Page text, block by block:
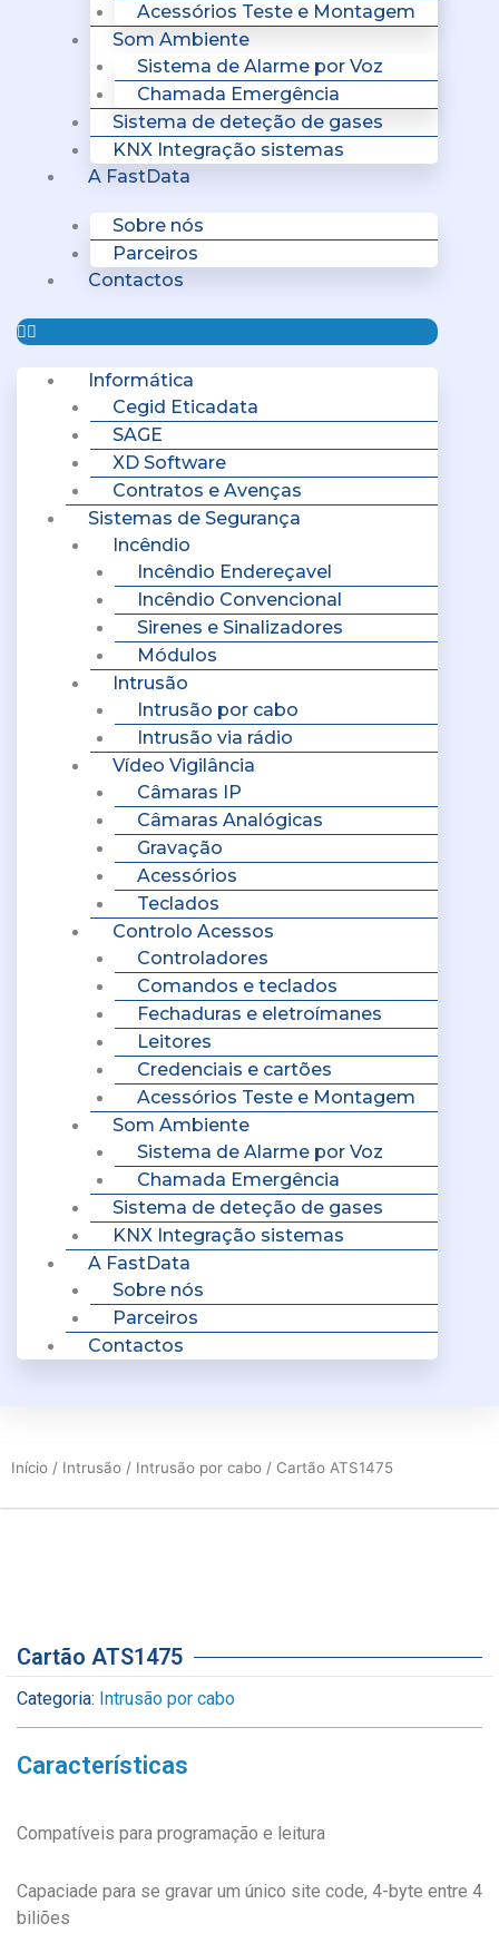
Acessórios Teste e Montagem
Som Ambiente
Sistema de Alarme por Voz
Chamada Emergência
Sistema de deteção de gases
KNX Integração sistemas
A FastData
Sobre nós
Parceiros
Contactos
Informática
Cegid Eticadata
SAGE
XD Software
Contratos e Avenças
Sistemas de Segurança
Incêndio
Incêndio Endereçavel
Incêndio Convencional
Sirenes e Sinalizadores
Módulos
Intrusão
Intrusão por cabo
Intrusão via rádio
Vídeo Vigilância
Câmaras IP
Câmaras Analógicas
Gravação
Acessórios
Teclados
Controlo Acessos
Controladores
Comandos e teclados
Fechaduras e eletroímanes
Leitores
Credenciais e cartões
Acessórios Teste e Montagem
Som Ambiente
Sistema de Alarme por Voz
Chamada Emergência
Sistema de deteção de gases
KNX Integração sistemas
A FastData
Sobre nós
Parceiros
Contactos
Início / Intrusão / Intrusão por cabo / Cartão ATS1475
Cartão ATS1475
Categoria: Intrusão por cabo
Características
Compatíveis para programação e leitura
Capaciade para se gravar um único site code, 4-byte entre 4
biliões